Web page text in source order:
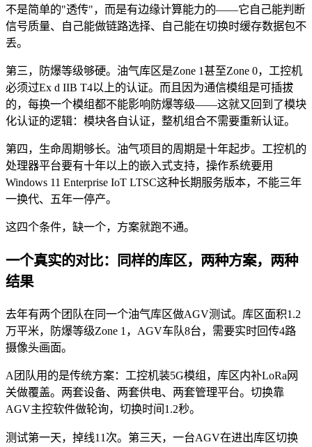
不是简单的"透传"，而是有边缘计算能力的——它自己能判断
信号质量、自己能做链路选择、自己能在切换时缓存数据包不
丢。
第三，防爆等级够硬。油气库区是Zone 1甚至Zone 0，工控机
必须过Ex d IIB T4以上的认证。而且因为通信模组是可插拔
的，每换一个模组都不能影响防爆等级——这就又回到了模块
化认证的逻辑：模块各自认证，整机组合不需要重新认证。
第四，生命周期够长。油气项目的周期是十年起步。工控机的
处理器平台要有十年以上的嵌入式支持，操作系统要用
Windows 11 Enterprise IoT LTSC这种长期服务版本，不能三年
一换代、五年一停产。
这四个条件，缺一个，方案就跑不通。
一个真实的对比：同样的库区，两种方案，两种
结果
去年有两个团队在同一个油气库区做AGV测试。库区面积1.2
万平米，防爆等级Zone 1，AGV车队8台，需要实时回传4路
摄像头画面。
A团队用的是传统方案：工控机装5G模组，库区内补LoRa网
关做覆盖。两套设备、两套供电、两套管理平台。切换靠
AGV主控软件做轮询，切换时间1.2秒。
测试第一天，掉线11次。第三天，一台AGV在进出库区切换